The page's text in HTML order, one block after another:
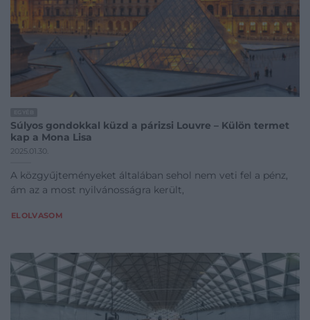
Súlyos gondokkal küzd a párizsi Louvre – Külön termet
kap a Mona Lisa
2025.01.30.
A közgyűjteményeket általában sehol nem veti fel a pénz,
ám az a most nyilvánosságra került,
ELOLVASOM